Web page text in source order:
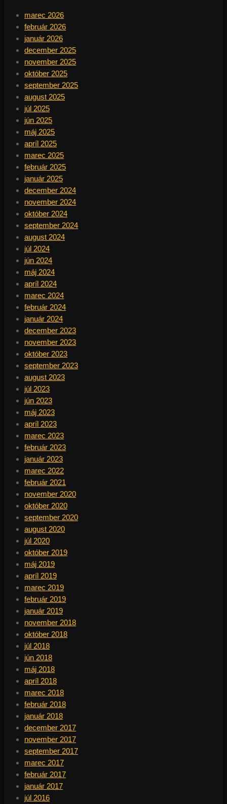
marec 2026
február 2026
január 2026
december 2025
november 2025
október 2025
september 2025
august 2025
júl 2025
jún 2025
máj 2025
apríl 2025
marec 2025
február 2025
január 2025
december 2024
november 2024
október 2024
september 2024
august 2024
júl 2024
jún 2024
máj 2024
apríl 2024
marec 2024
február 2024
január 2024
december 2023
november 2023
október 2023
september 2023
august 2023
júl 2023
jún 2023
máj 2023
apríl 2023
marec 2023
február 2023
január 2023
marec 2022
február 2021
november 2020
október 2020
september 2020
august 2020
júl 2020
október 2019
máj 2019
apríl 2019
marec 2019
február 2019
január 2019
november 2018
október 2018
júl 2018
jún 2018
máj 2018
apríl 2018
marec 2018
február 2018
január 2018
december 2017
november 2017
september 2017
marec 2017
február 2017
január 2017
júl 2016